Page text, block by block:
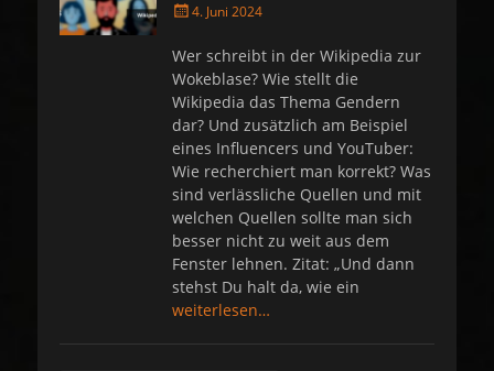
P
s
t
e
d
o
n
4. Juni 2024
Wer schreibt in der Wikipedia zur
Wokeblase? Wie stellt die
Wikipedia das Thema Gendern
dar? Und zusätzlich am Beispiel
eines Influencers und YouTuber:
Wie recherchiert man korrekt? Was
sind verlässliche Quellen und mit
welchen Quellen sollte man sich
besser nicht zu weit aus dem
Fenster lehnen. Zitat: „Und dann
stehst Du halt da, wie ein
weiterlesen…